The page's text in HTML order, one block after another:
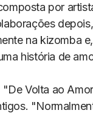
por
na kizomba
história de
Volta ao